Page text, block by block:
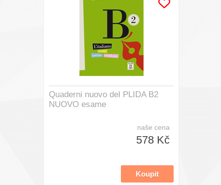
Quaderni nuovo del PLIDA B2
NUOVO esame
naše cena
578 Kč